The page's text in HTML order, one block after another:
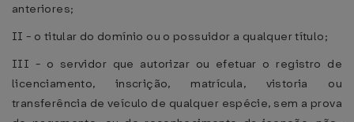
anteriores;
II - o titular do domínio ou o possuidor a qualquer título;
III - o servidor que autorizar ou efetuar o registro de
licenciamento, inscrição, matrícula, vistoria ou
transferência de veículo de qualquer espécie, sem a prova